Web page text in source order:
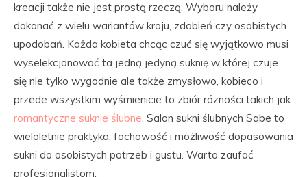
kreacji także nie jest prostą rzeczą. Wyboru należy
dokonać z wielu wariantów kroju, zdobień czy osobistych
upodobań. Każda kobieta chcąc czuć się wyjątkowo musi
wyselekcjonować ta jedną jedyną suknię w której czuje
się nie tylko wygodnie ale także zmysłowo, kobieco i
przede wszystkim wyśmienicie to zbiór rózności takich jak
romantyczne suknie ślubne. Salon sukni ślubnych Sabe to
wieloletnie praktyka, fachowość i możliwość dopasowania
sukni do osobistych potrzeb i gustu. Warto zaufać
profesjonalistom.